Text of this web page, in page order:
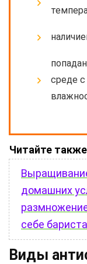
среде
Читайте
домашних
себе
Виды